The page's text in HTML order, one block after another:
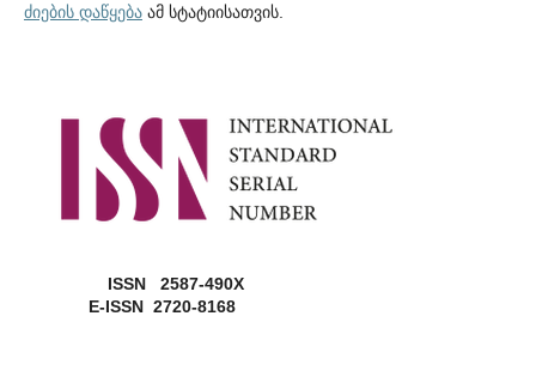
ძიების დაწყებაამ სტატიისათვის.
ISSN 2587-490X
E-ISSN 2720-8168